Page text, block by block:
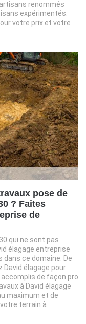
renommés
expérimentés.
votre prix et votre
pose de
? Faites
de
qui ne sont pas
élagage entreprise
ce domaine. De
David élagage pour
de façon pro
à David élagage
maximum et de
terrain à